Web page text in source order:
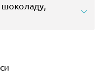
шоколаду,